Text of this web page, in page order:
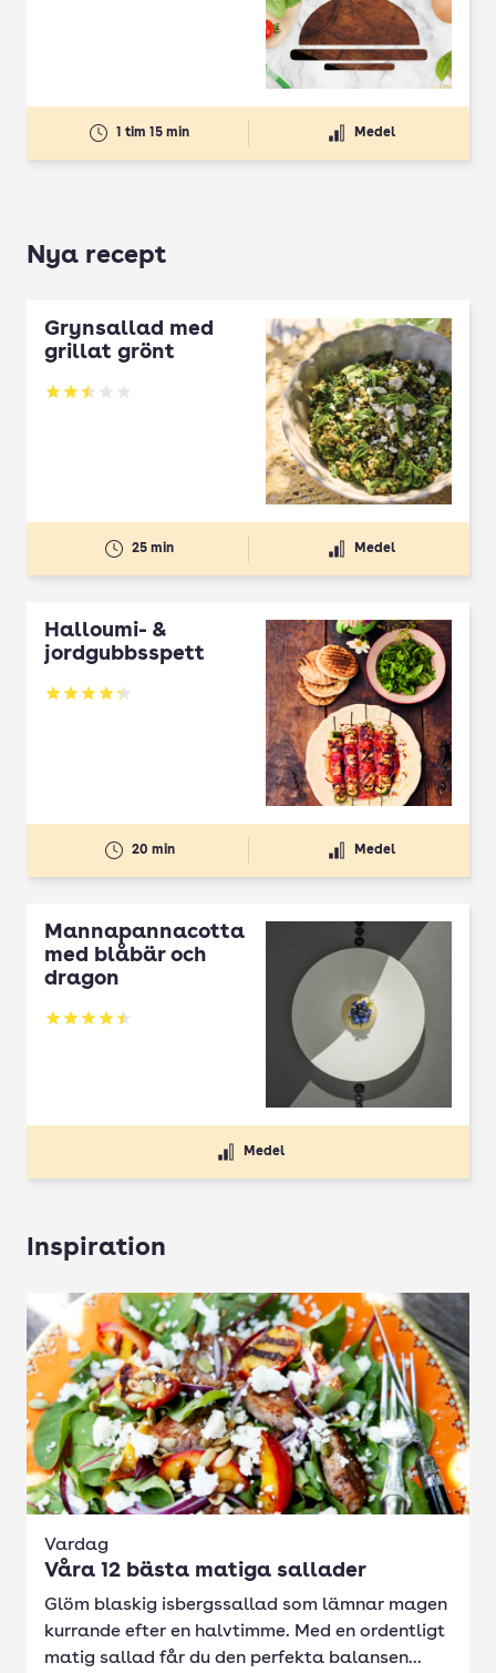
1 tim 15 min Medel
Nya recept
Grynsallad med
grillat grönt
Betyg: 2.5 av 5
25 min Medel
Halloumi- &
jordgubbsspett
Betyg: 4.3 av 5
20 min Medel
Mannapannacotta
med blåbär och
dragon
Betyg: 4.5 av 5
Medel
Inspiration
Vardag
Våra 12 bästa matiga sallader
Glöm blaskig isbergssallad som lämnar magen
kurrande efter en halvtimme. Med en ordentligt
matig sallad får du den perfekta balansen...